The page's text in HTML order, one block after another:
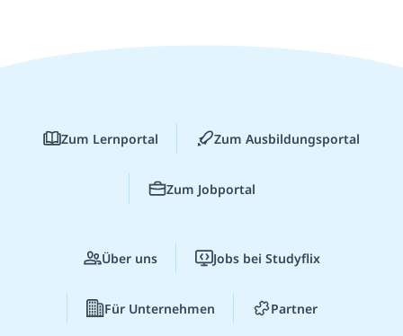
Zum Lernportal Zum Ausbildungsportal
Zum Jobportal
Über uns Jobs bei Studyflix
Für Unternehmen Partner